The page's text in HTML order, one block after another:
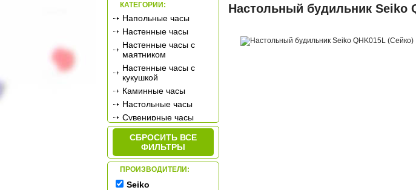
КАТЕГОРИИ:
Напольные часы
Настенные часы
Настенные часы с
маятником
Настенные часы с
кукушкой
Каминные часы
Настольные часы
Сувенирные часы
Будильники
Метеостанции
СБРОСИТЬ ВСЕ
ФИЛЬТРЫ
ПРОИЗВОДИТЕЛИ:
Seiko
Настольный будильник Seiko